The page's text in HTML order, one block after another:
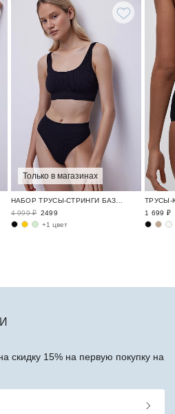
Только в магазинах
4 999 ₽ 2499
+1 цвет
1 699 ₽
скидку 15% на первую покупку на